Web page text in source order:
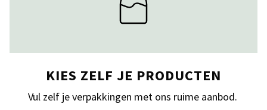
KIES ZELF JE PRODUCTEN
Vul zelf je verpakkingen met ons ruime aanbod.